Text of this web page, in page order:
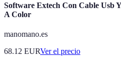
Software Extech Con Cable Usb
A Color
manomano.es
68.12 EURVer el precio